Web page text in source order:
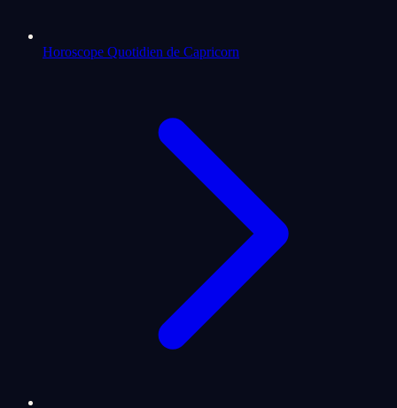
Horoscope Quotidien de Capricorn